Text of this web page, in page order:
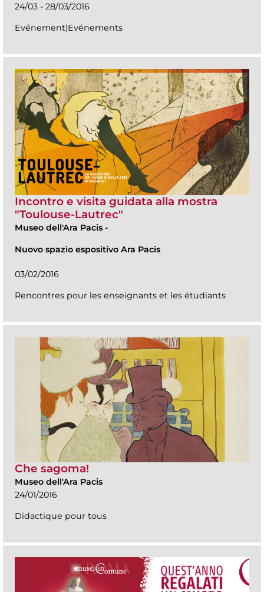
24/03 - 28/03/2016
Evénement|Evénements
Incontro e visita guidata alla mostra
"Toulouse-Lautrec"
Museo dell'Ara Pacis -
Nuovo spazio espositivo Ara Pacis
03/02/2016
Rencontres pour les enseignants et les étudiants
Che sagoma!
Museo dell'Ara Pacis
24/01/2016
Didactique pour tous